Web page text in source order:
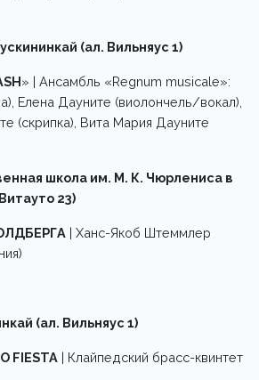
(aл. Вильняyс 1)
» | Ансамбль «Regnum musicale»:
Елена Дауните (виолончель/вокал),
(скрипка), Вита Мария Дауните
школа им. М. К. Чюрлениса в
23)
| Ханс-Якоб Штеммлер
(aл. Вильняyс 1)
FIESTA | Клайпедский брасс-квинтет